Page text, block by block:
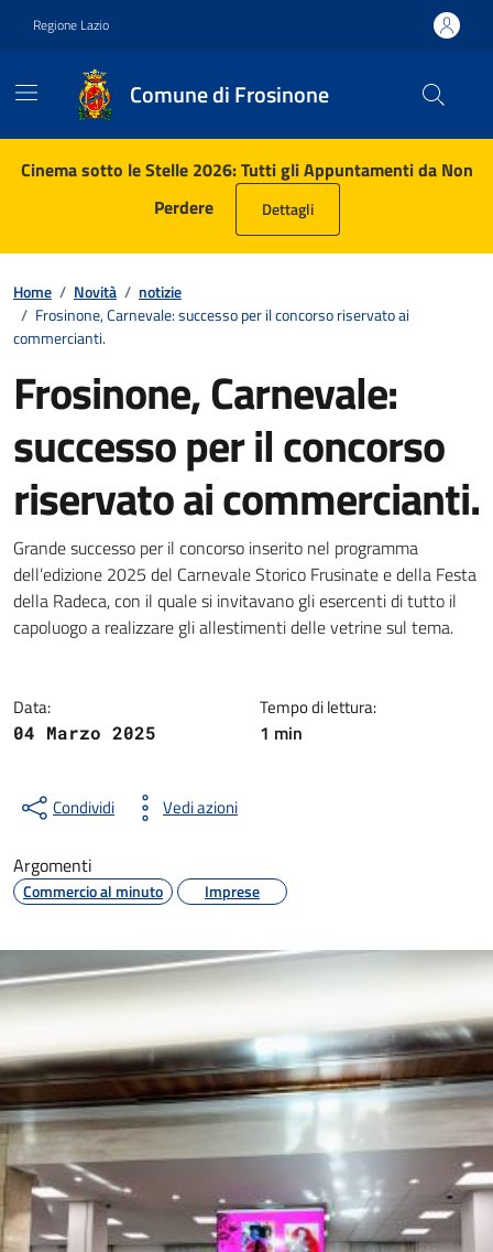
Regione Lazio
Comune di Frosinone
Contenuti in evidenza
Cinema sotto le Stelle 2026: Tutti gli Appuntamenti da Non
Perdere
Dettagli
Home / Novità / notizie
/ Frosinone, Carnevale: successo per il concorso riservato ai
commercianti.
Frosinone, Carnevale:
successo per il concorso
riservato ai commercianti.
Dettagli della notizia
Grande successo per il concorso inserito nel programma
dell’edizione 2025 del Carnevale Storico Frusinate e della Festa
della Radeca, con il quale si invitavano gli esercenti di tutto il
capoluogo a realizzare gli allestimenti delle vetrine sul tema.
Data:
04 Marzo 2025
Tempo di lettura:
1 min
Condividi Vedi azioni
Argomenti
Commercio al minuto Imprese